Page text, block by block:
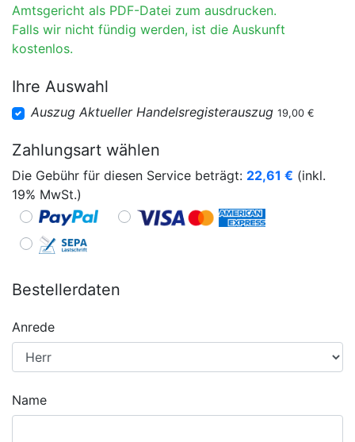
Amtsgericht als PDF-Datei zum ausdrucken.
Falls wir nicht fündig werden, ist die Auskunft
kostenlos.
Ihre Auswahl
Auszug Aktueller Handelsregisterauszug 19,00 €
Zahlungsart wählen
Die Gebühr für diesen Service beträgt: 22,61 € (inkl.
19% MwSt.)
Bestellerdaten
Anrede
Name